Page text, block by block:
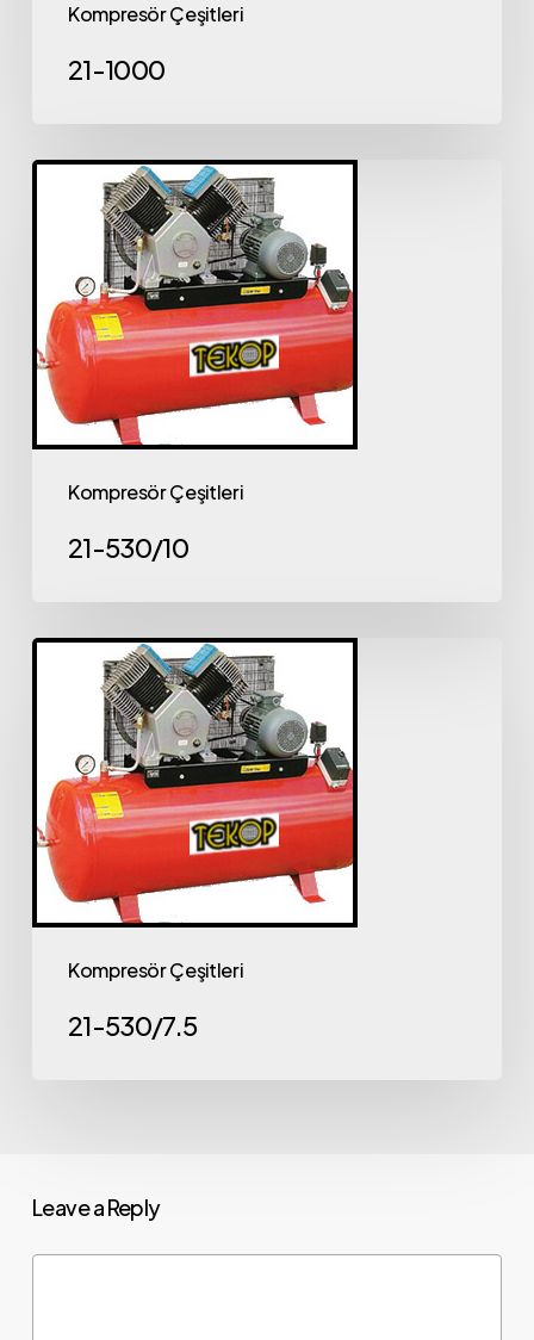
Kompresör Çeşitleri
21-1000
Kompresör Çeşitleri
21-530/10
Kompresör Çeşitleri
21-530/7.5
Leave a Reply